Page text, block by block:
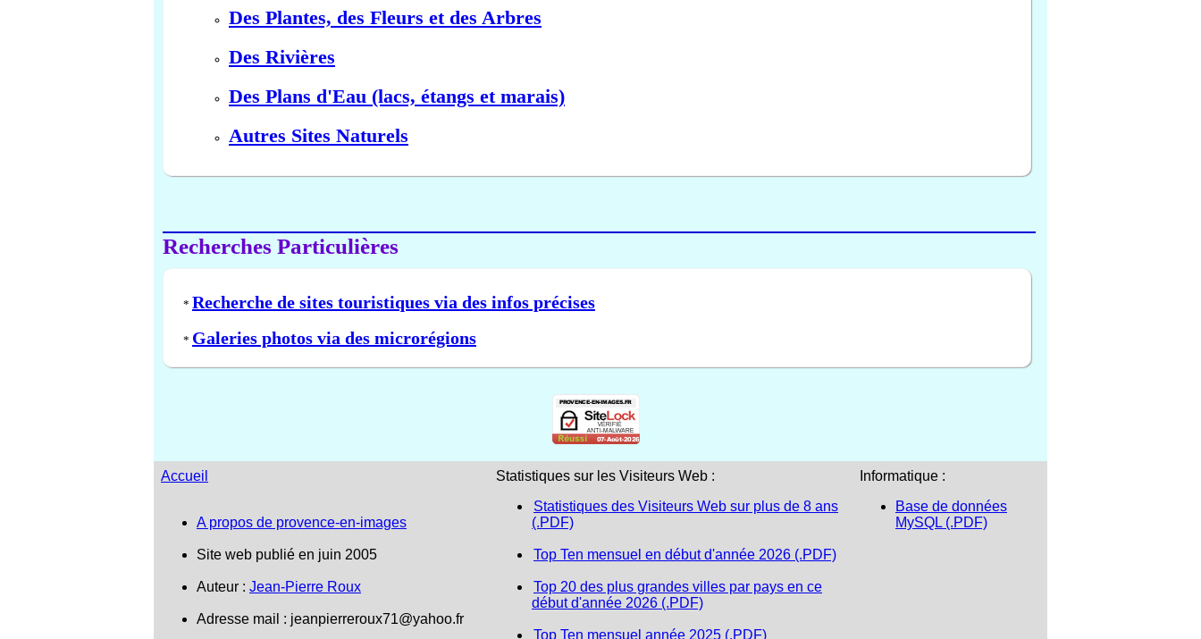
Des Plantes, des Fleurs et des Arbres
Des Rivières
Des Plans d'Eau (lacs, étangs et marais)
Autres Sites Naturels
Recherches Particulières
* Recherche de sites touristiques via des infos précises
* Galeries photos via des microrégions
Accueil
A propos de provence-en-images
Site web publié en juin 2005
Auteur : Jean-Pierre Roux
Adresse mail : jeanpierreroux71@yahoo.fr
Statistiques sur les Visiteurs Web :
Statistiques des Visiteurs Web sur plus de 8 ans
(.PDF)
Top Ten mensuel en début d'année 2026 (.PDF)
Top 20 des plus grandes villes par pays en ce
début d'année 2026 (.PDF)
Top Ten mensuel année 2025 (.PDF)
Informatique :
Base de données
MySQL (.PDF)